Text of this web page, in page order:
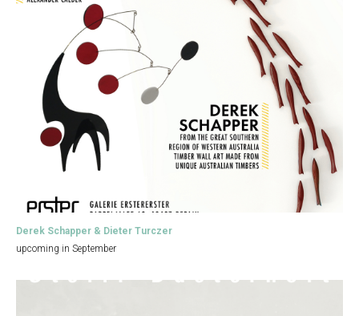
Derek Schapper & Dieter Turczer
upcoming in September